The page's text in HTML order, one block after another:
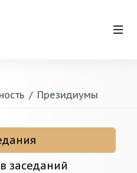
Президиумы
заседаний